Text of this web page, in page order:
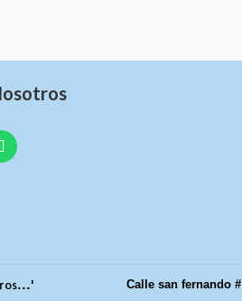
Calle san fernando